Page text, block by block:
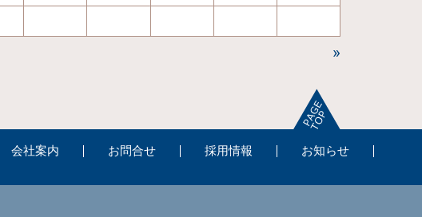
»
会社案内 お問合せ 採用情報
お知らせ